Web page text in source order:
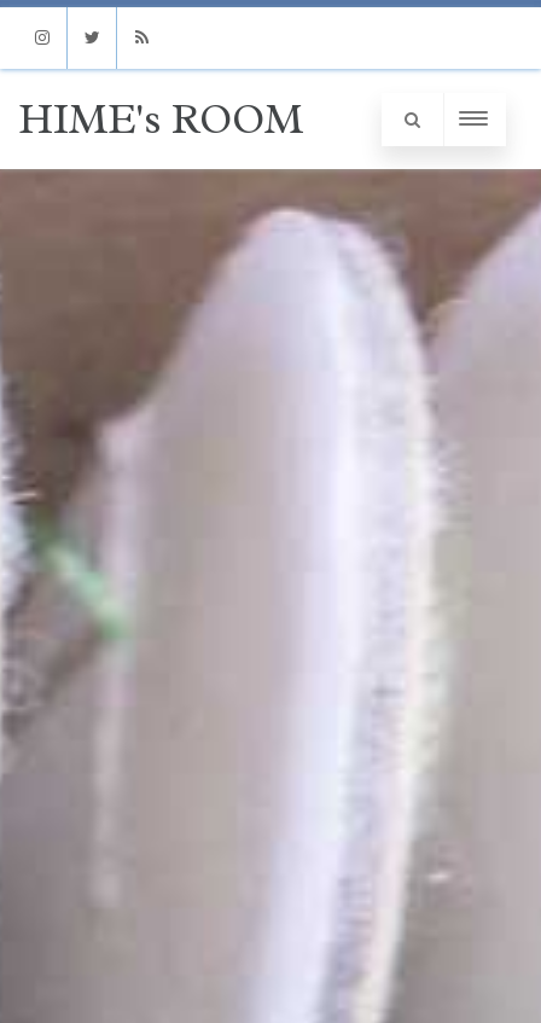
HIME's ROOM